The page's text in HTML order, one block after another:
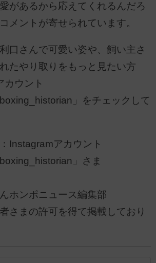
があるから応えてくれるんだろ
メントが寄せられています。
口さんで可愛い姿や、飼い主さ
たやり取りをもっと見たい方
カウント
」をチェックして
Instagramアカウント
」さま
ホンポニュース編集部
さまの許可を得て掲載しており